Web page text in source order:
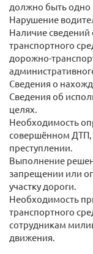
должно быть одно
Нарушение
Наличие сведений
транспортного
дорожно-
Сведения о
Сведения об
целях.
Необходимость
совершённом
преступлении.
Выполнение
запрещении или
участку дороги.
Необходимость
транспортного
сотрудникам
движения.